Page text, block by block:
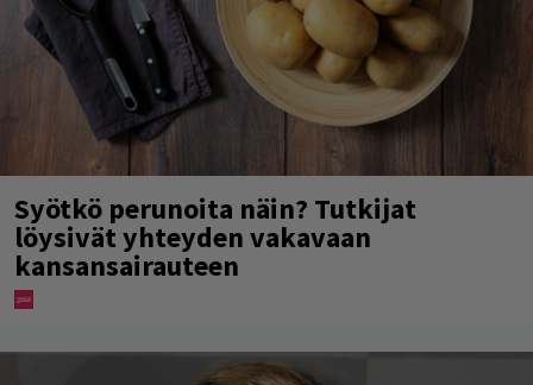
Syötkö perunoita näin? Tutkijat
löysivät yhteyden vakavaan
kansansairauteen